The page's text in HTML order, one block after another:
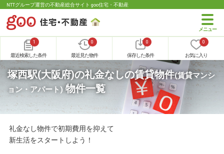
NTTグループ運営の不動産総合サイト goo住宅・不動産
1
最近検索した条件
0
最近見た物件
0
保存した条件
0
お気に入り
塚西駅(大阪府)の礼金なしの賃貸物件(賃貸マンシ
ョン・アパート) 物件一覧
礼金なし物件で初期費用を抑えて
新生活をスタートしよう！